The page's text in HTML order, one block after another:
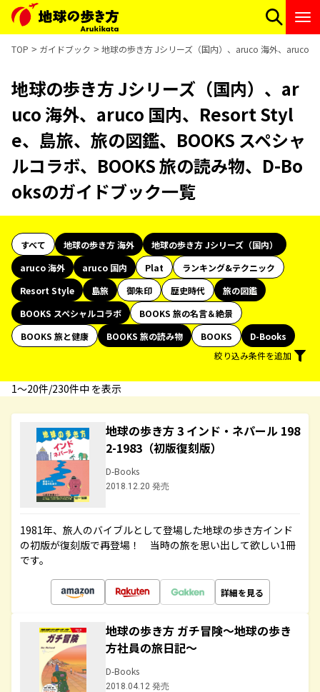
TOP ガイドブック 地球の歩き方 Jシリーズ（国内）、aruco 海外、aruco
地球の歩き方 Jシリーズ（国内）、ar
uco 海外、aruco 国内、Resort Styl
e、島旅、旅の図鑑、BOOKS スペシャ
ルコラボ、BOOKS 旅の読み物、D-Bo
oksのガイドブック一覧
すべて 地球の歩き方 海外
地球の歩き方 Jシリーズ（国内）
aruco 海外
aruco 国内 Plat
ランキング&テクニック
Resort Style
島旅 御朱印 歴史時代
旅の図鑑
BOOKS スペシャルコラボ
BOOKS 旅の名言＆絶景
BOOKS 旅と健康
BOOKS 旅の読み物 BOOKS
D-Books
絞り込み条件を追加
1〜20件/230件中 を表示
地球の歩き方 3 インド・ネパール 198
2-1983（初版復刻版）
D-Books
2018.12.20 発売
1981年、旅人のバイブルとして登場した地球の歩き方インド
の初版が復刻版で再登場！ 当時の旅を思い出して欲しい1冊
です。
詳細を見る
地球の歩き方 ガチ冒険～地球の歩き
方社員の旅日記～
D-Books
2018.04.12 発売